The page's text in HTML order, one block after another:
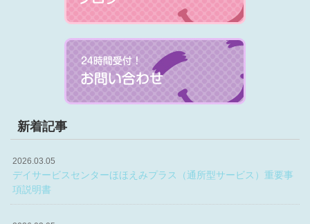
新着記事
2026.03.05
デイサービスセンターほほえみプラス（通所型サービス）重要事
項説明書